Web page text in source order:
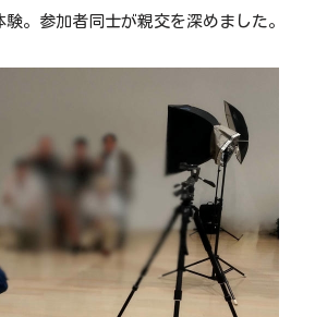
。参加者同士が親交を深めました。